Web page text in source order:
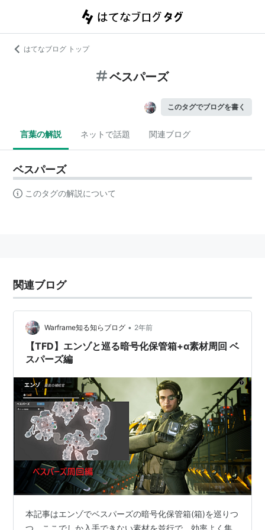
はてなブログ トップ
ベスパーズ
このタグでブログを書く
言葉の解説 ネットで話題 関連ブログ
ベスパーズ
このタグの解説について
関連ブログ
Warframe知る知らブログ • 2年前
【TFD】エンゾと巡る暗号化保管箱+α素材周回 ベ
スパーズ編
本記事はエンゾでベスパーズの暗号化保管箱(箱)を巡りつ